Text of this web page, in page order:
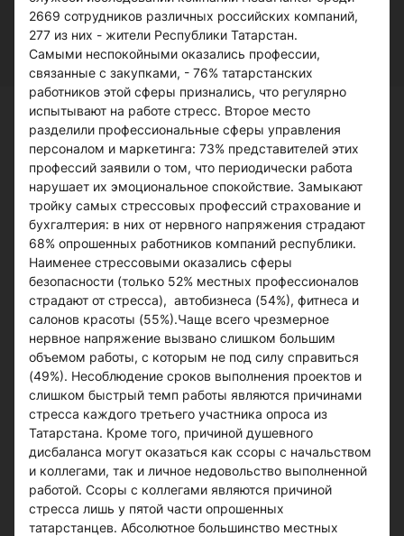
2669 сотрудников различных российских компаний,
277 из них - жители Республики Татарстан.
Самыми неспокойными оказались профессии,
связанные с закупками, - 76% татарстанских
работников этой сферы признались, что регулярно
испытывают на работе стресс. Второе место
разделили профессиональные сферы управления
персоналом и маркетинга: 73% представителей этих
профессий заявили о том, что периодически работа
нарушает их эмоциональное спокойствие. Замыкают
тройку самых стрессовых профессий страхование и
бухгалтерия: в них от нервного напряжения страдают
68% опрошенных работников компаний республики.
Наименее стрессовыми оказались сферы
безопасности (только 52% местных профессионалов
страдают от стресса), автобизнеса (54%), фитнеса и
салонов красоты (55%).Чаще всего чрезмерное
нервное напряжение вызвано слишком большим
объемом работы, с которым не под силу справиться
(49%). Несоблюдение сроков выполнения проектов и
слишком быстрый темп работы являются причинами
стресса каждого третьего участника опроса из
Татарстана. Кроме того, причиной душевного
дисбаланса могут оказаться как ссоры с начальством
и коллегами, так и личное недовольство выполненной
работой. Ссоры с коллегами являются причиной
стресса лишь у пятой части опрошенных
татарстанцев. Абсолютное большинство местных